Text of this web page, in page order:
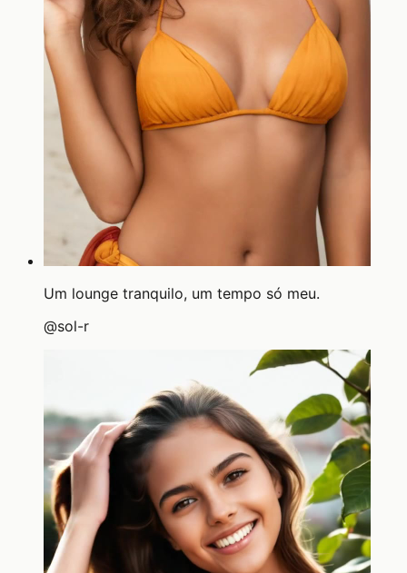
Um lounge tranquilo, um tempo só meu.
@sol-r